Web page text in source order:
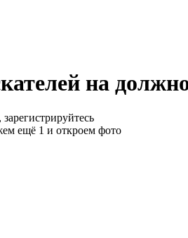
на
ещё 1 и откроем фото